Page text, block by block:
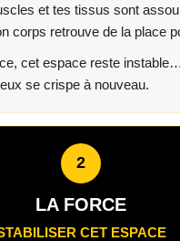
et tes tissus sont
corps retrouve de la place
cet espace reste
se crispe à nouveau.
2
LA FORCE
CET ESPACE